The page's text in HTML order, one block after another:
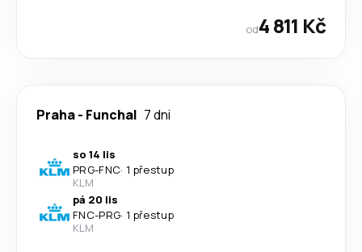
od4 811 Kč
Praha- Funchal 7 dni
so 14 lis
PRG-FNC· 1 přestup
KLM
pá 20 lis
FNC-PRG· 1 přestup
KLM